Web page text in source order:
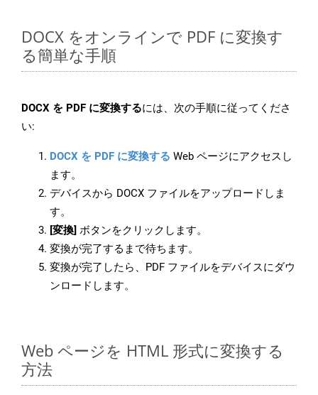
DOCX をオンラインで PDF に変換す
る簡単な手順
DOCX を PDF に変換するには、次の手順に従ってくださ
い:
DOCX を PDF に変換する Web ページにアクセスし
ます。
デバイスから DOCX ファイルをアップロードしま
す。
[変換] ボタンをクリックします。
変換が完了するまで待ちます。
変換が完了したら、PDF ファイルをデバイスにダウ
ンロードします。
Web ページを HTML 形式に変換する
方法